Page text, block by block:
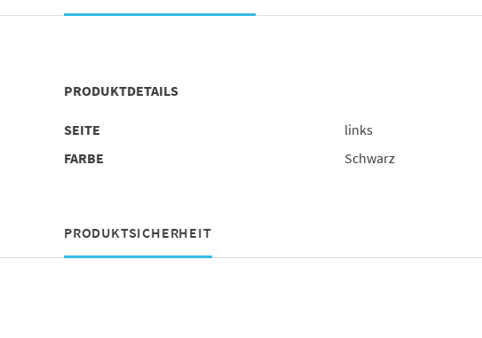
PRODUKTDETAILS
SEITE
links
FARBE
Schwarz
PRODUKTSICHERHEIT